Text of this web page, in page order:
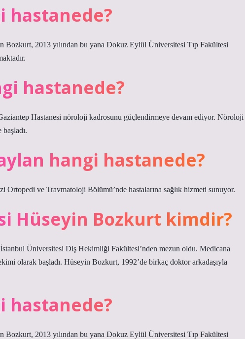
hastanede?
Bozkurt, 2013 yılından bu yana Dokuz Eylül Üniversitesi Tıp Fakültesi
hastanede?
Hastanesi nöroloji kadrosunu güçlendirmeye devam ediyor. Nöroloji
hangi hastanede?
ve Travmatoloji Bölümü’nde hastalarına sağlık hizmeti sunuyor.
Hüseyin Bozkurt kimdir?
Üniversitesi Diş Hekimliği Fakültesi’nden mezun oldu. Medicana
olarak başladı. Hüseyin Bozkurt, 1992’de birkaç doktor arkadaşıyla
hastanede?
Bozkurt, 2013 yılından bu yana Dokuz Eylül Üniversitesi Tıp Fakültesi